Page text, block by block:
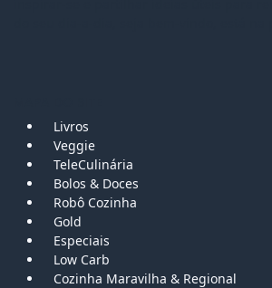
Livros
Veggie
TeleCulinária
Bolos & Doces
Robô Cozinha
Gold
Especiais
Low Carb
Cozinha Maravilha & Regional